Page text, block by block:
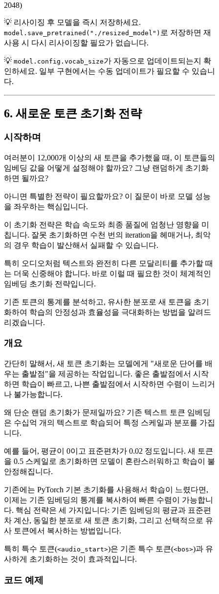
2048)
💡 리사이징 후 모델을 즉시 저장하세요.
model.save_pretrained("./resized_model") 로 저장하면 재
사용 시 다시 리사이징할 필요가 없습니다.
💡 model.config.vocab_size가 자동으로 업데이트되는지 확
인하세요. 일부 구현에서는 수동 업데이트가 필요할 수 있습니
다.
6. 새로운 토큰 초기화 전략
시작하며
여러분이 12,000개 이상의 새 토큰을 추가했을 때, 이 토큰들의
임베딩 값을 어떻게 설정해야 할까요? 그냥 랜덤하게 초기화
하면 될까요?
아니면 특별한 전략이 필요할까요? 이 질문이 바로 모델 성능
을 좌우하는 핵심입니다.
이 초기화 전략은 학습 속도와 최종 품질에 엄청난 영향을 미
칩니다. 잘못 초기화하면 수천 번의 iteration을 헤매거나, 최악
의 경우 학습이 발산해서 실패할 수 있습니다.
특히 오디오처럼 텍스트와 완전히 다른 모달리티를 추가할 때
는 더욱 신중해야 합니다. 바로 이럴 때 필요한 것이 체계적인
임베딩 초기화 전략입니다.
기존 토큰의 통계를 분석하고, 유사한 분포로 새 토큰을 초기
화하여 학습의 안정성과 효율성을 극대화하는 방법을 알려드
리겠습니다.
개요
간단히 말해서, 새 토큰 초기화는 모델에게 "새로운 단어를 배
우는 출발점"을 제공하는 작업입니다. 좋은 출발점에서 시작
하면 학습이 빠르고, 나쁜 출발점에서 시작하면 수렴이 느리거
나 불가능합니다.
왜 단순 랜덤 초기화가 문제일까요? 기존 텍스트 토큰 임베딩
은 수십억 개의 텍스트로 학습되어 특정 스케일과 분포를 가집
니다.
예를 들어, 평균이 0이고 표준편차가 0.02 정도입니다. 새 토큰
을 0.5 스케일로 초기화하면 모델이 혼란스러워하고 학습이 불
안정해집니다.
기존에는 PyTorch 기본 초기화를 사용해서 학습이 느렸다면,
이제는 기존 임베딩의 통계를 복사하여 빠른 수렴이 가능합니
다. 핵심 전략은 세 가지입니다: 기존 임베딩의 평균과 표준편
차 계산, 동일한 분포로 새 토큰 초기화, 그리고 선택적으로 유
사 토큰에서 복사하는 방법입니다.
특히 특수 토큰(<audio_start>)은 기존 특수 토큰(<bos>)과 유
사하게 초기화하는 것이 효과적입니다.
코드 예제